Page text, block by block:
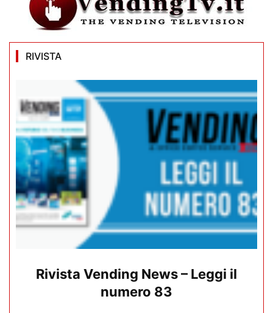
RIVISTA
Rivista Vending News – Leggi il
numero 83